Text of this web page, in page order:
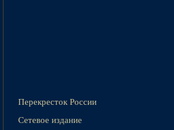
Перекресток России
Сетевое издание